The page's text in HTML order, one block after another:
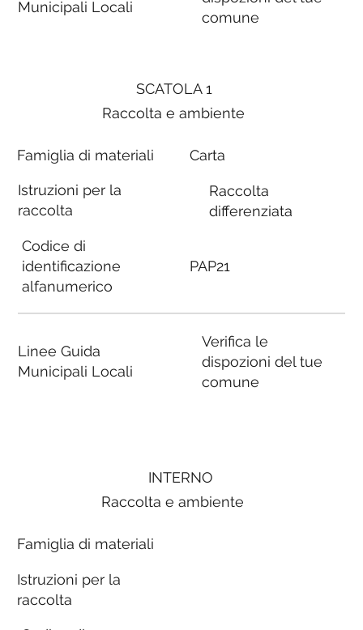
SCATOLA 1
Raccolta e ambiente
Famiglia di materiali
Istruzioni per la
raccolta
Codice di
identificazione
alfanumerico
Linee Guida
Municipali Locali
Carta
Raccolta
differenziata
PAP21
Verifica le
dispozioni del tue
comune
Municipali Locali
comune
INTERNO
Raccolta e ambiente
Famiglia di materiali
Istruzioni per la
raccolta